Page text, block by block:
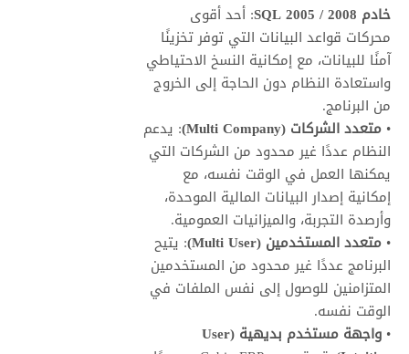
خادم SQL 2005 / 2008
: أحد أقوى
محركات قواعد البيانات التي توفر تخزينًا
آمنًا للبيانات، مع إمكانية النسخ الاحتياطي
واستعادة النظام دون الحاجة إلى الخروج
من البرنامج.
• متعدد الشركات (Multi Company)
: يدعم
النظام عددًا غير محدود من الشركات التي
يمكنها العمل في الوقت نفسه، مع
إمكانية إصدار البيانات المالية الموحدة،
وأرصدة التجربة، والميزانيات العمومية.
• متعدد المستخدمين (Multi User)
: يتيح
البرنامج عددًا غير محدود من المستخدمين
المتزامنين للوصول إلى نفس الملفات في
الوقت نفسه.
•
واجهة مستخدم بديهية (User